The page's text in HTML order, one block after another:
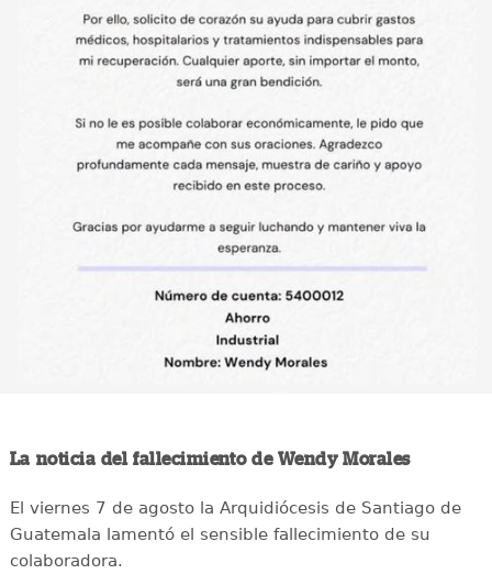
La noticia del fallecimiento de Wendy Morales
El viernes 7 de agosto la Arquidiócesis de Santiago de
Guatemala lamentó el sensible fallecimiento de su
colaboradora.